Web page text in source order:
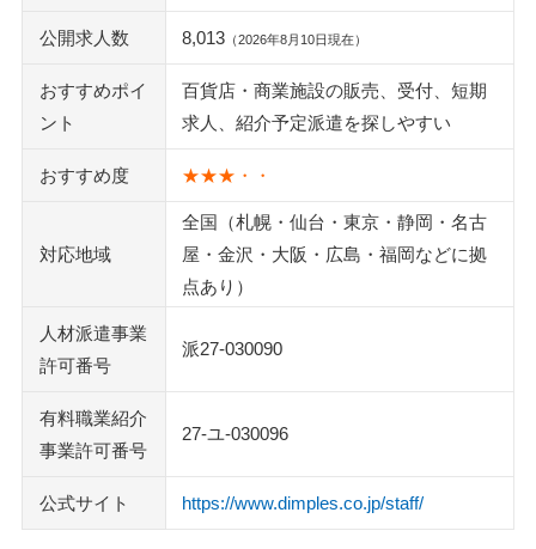
聞いておきましょう
登録前に見るべきポイントは、流れ・連絡・条件の3つです
登録から就業までは、会員登録、面談、求人紹介の順に進
みます
エントリー後に連絡がこないときは、メールと応募状況を
面接・職場見学では、服装とシフト条件を先に整えましょ
さい
ディンプルのよくある質問
登録面談では何を聞かれますか？
公開求人数 8,013 （2026年8月10日現在）
おすすめポイ
ント
百貨店・商業施設の販売、受付、短期
求人、紹介予定派遣を探しやすい
おすすめ度 ★★★・・
対応地域
全国（札幌・仙台・東京・静岡・名古
屋・金沢・大阪・広島・福岡などに拠
点あり）
人材派遣事業
許可番号
派27-030090
有料職業紹介
事業許可番号
27-ユ-030096
公式サイト https://www.dimples.co.jp/staff/